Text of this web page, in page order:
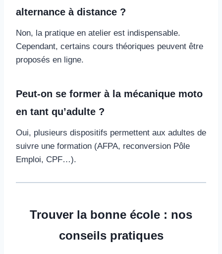
alternance à distance ?
Non, la pratique en atelier est indispensable.
Cependant, certains cours théoriques peuvent être
proposés en ligne.
Peut-on se former à la mécanique moto
en tant qu’adulte ?
Oui, plusieurs dispositifs permettent aux adultes de
suivre une formation (AFPA, reconversion Pôle
Emploi, CPF…).
Trouver la bonne école : nos
conseils pratiques